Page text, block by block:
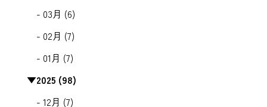
- 03月 (6)
- 02月 (7)
- 01月 (7)
▼2025 (98)
- 12月 (7)